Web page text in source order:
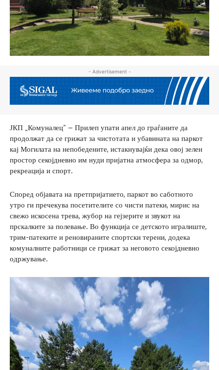
- Advertisement -
ЈКП „Комуналец“ – Прилеп упати апел до граѓаните да
продолжат да се грижат за чистотата и убавината на паркот
кај Могилата на непобедените, истакнувајќи дека овој зелен
простор секојдневно им нуди пријатна атмосфера за одмор,
рекреација и спорт.
Според објавата на претпријатието, паркот во саботното
утро ги пречекува посетителите со чисти патеки, мирис на
свежо искосена трева, жубор на гејзерите и звукот на
прскалките за полевање. Во функција се детското игралиште,
трим-патеките и реновираните спортски терени, додека
комуналните работници се грижат за неговото секојдневно
одржување.